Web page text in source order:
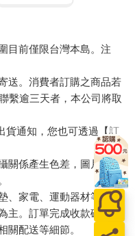
目前僅限台灣本島。注
送。消費者訂購之商品若
繫逾三天者，本公司將取
貨通知，您也可透過【訂
關係產生色差，圖片僅供
、家電、運動器材等）及
主。訂單完成收款確認
關配送等細節。